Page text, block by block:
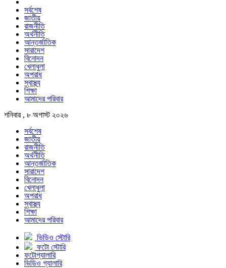
সর্বশেষ
জাতীয়
রাজনীতি
অর্থনীতি
আন্তর্জাতিক
সারাদেশ
বিনোদন
খেলাধুলা
অপরাধ
স্বাস্থ্য
শিক্ষা
আমাদের পরিবার
শনিবার , ৮ অগাস্ট ২০২৬
সর্বশেষ
জাতীয়
রাজনীতি
অর্থনীতি
আন্তর্জাতিক
সারাদেশ
বিনোদন
খেলাধুলা
অপরাধ
স্বাস্থ্য
শিক্ষা
আমাদের পরিবার
ভিডিও স্টোরি
ফটো স্টোরি
ফটোগ্যালারি
ভিডিও গ্যালারি